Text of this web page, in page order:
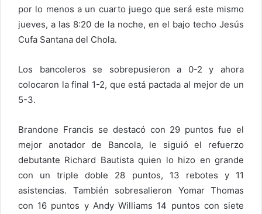
por lo menos a un cuarto juego que será este mismo
jueves, a las 8:20 de la noche, en el bajo techo Jesús
Cufa Santana del Chola.
Los bancoleros se sobrepusieron a 0-2 y ahora
colocaron la final 1-2, que está pactada al mejor de un
5-3.
Brandone Francis se destacó con 29 puntos fue el
mejor anotador de Bancola, le siguió el refuerzo
debutante Richard Bautista quien lo hizo en grande
con un triple doble 28 puntos, 13 rebotes y 11
asistencias. También sobresalieron Yomar Thomas
con 16 puntos y Andy Williams 14 puntos con siete